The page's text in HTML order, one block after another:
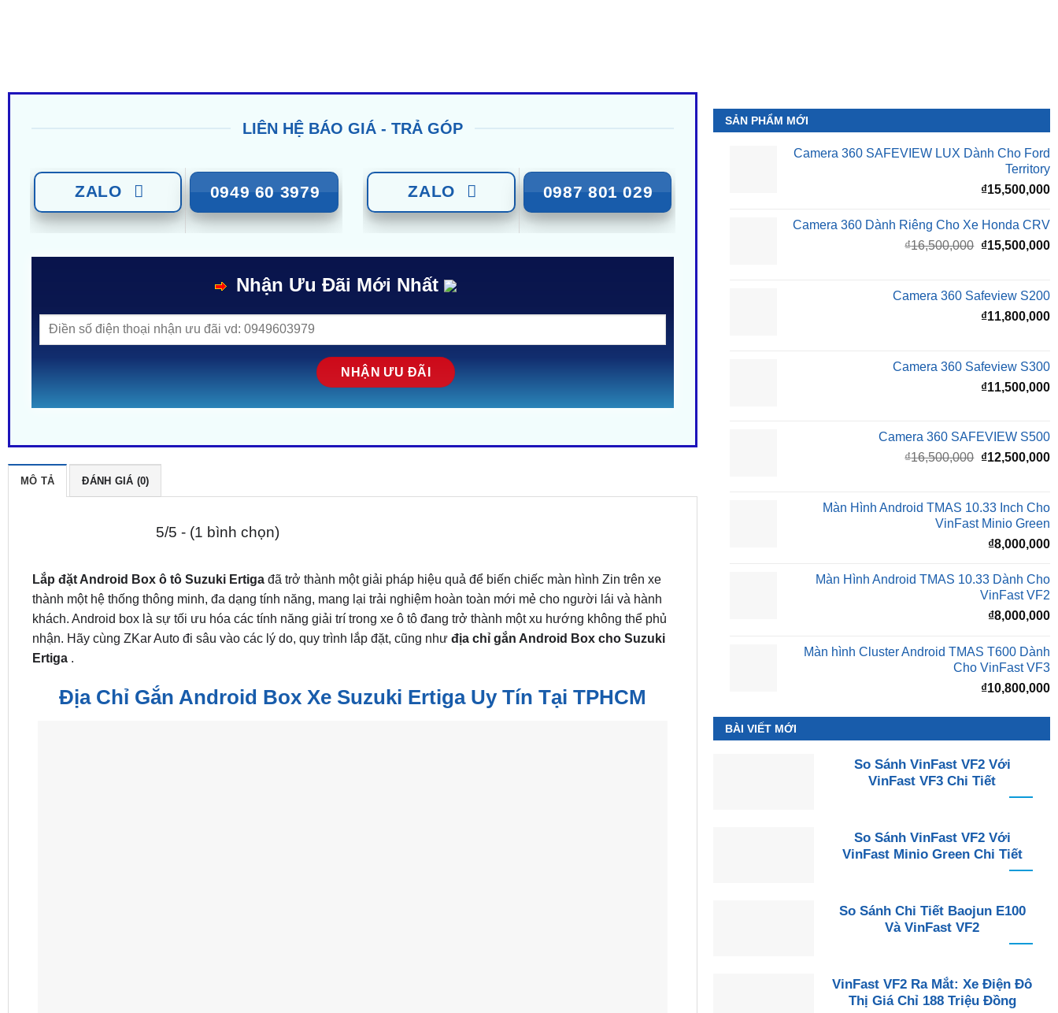
LIÊN HỆ BÁO GIÁ - TRẢ GÓP
ZALO 0949 60 3979 ZALO 0987 801 029
Nhận Ưu Đãi Mới Nhất
MÔ TẢ ĐÁNH GIÁ (0)
5/5 - (1 bình chọn)
Lắp đặt Android Box ô tô Suzuki Ertiga đã trở thành một giải pháp hiệu quả để biến chiếc màn hình Zin trên xe
thành một hệ thống thông minh, đa dạng tính năng, mang lại trải nghiệm hoàn toàn mới mẻ cho người lái và hành
khách. Android box là sự tối ưu hóa các tính năng giải trí trong xe ô tô đang trở thành một xu hướng không thể phủ
nhận. Hãy cùng ZKar Auto đi sâu vào các lý do, quy trình lắp đặt, cũng như địa chỉ gắn Android Box cho Suzuki
Ertiga .
Địa Chỉ Gắn Android Box Xe Suzuki Ertiga Uy Tín Tại TPHCM
SẢN PHẨM MỚI
Camera 360 SAFEVIEW LUX Dành Cho Ford
Territory
₫15,500,000
Camera 360 Dành Riêng Cho Xe Honda CRV
₫16,500,000 Giá
₫16,500,000.
₫15,500,000
Camera 360 Safeview S200
₫11,800,000
Camera 360 Safeview S300
₫11,500,000
Camera 360 SAFEVIEW S500
₫16,500,000 Giá
₫16,500,000.
₫12,500,000
Màn Hình Android TMAS 10.33 Inch Cho
VinFast Minio Green
₫8,000,000
Màn Hình Android TMAS 10.33 Dành Cho
VinFast VF2
₫8,000,000
Màn hình Cluster Android TMAS T600 Dành
Cho VinFast VF3
₫10,800,000
BÀI VIẾT MỚI
So Sánh VinFast VF2 Với
VinFast VF3 Chi Tiết
So Sánh VinFast VF2 Với
VinFast Minio Green Chi Tiết
So Sánh Chi Tiết Baojun E100
Và VinFast VF2
VinFast VF2 Ra Mắt: Xe Điện Đô
Thị Giá Chỉ 188 Triệu Đồng